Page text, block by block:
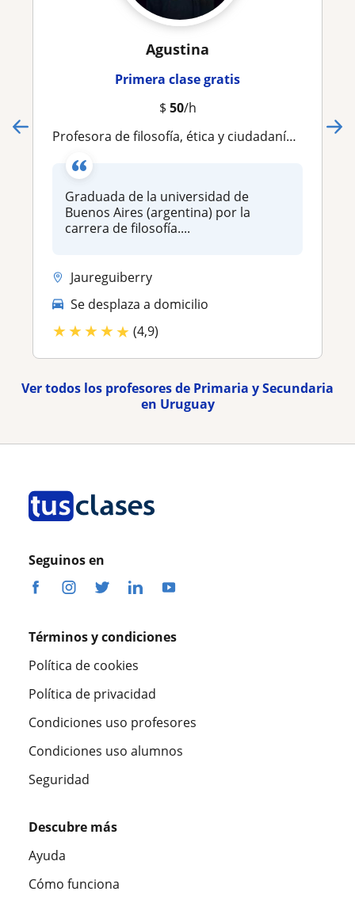
Agustina
Primera clase gratis
$ 50/h
Profesora de filosofía, ética y ciudadanía, política, estética, lógica, etc. Apoyo secundaria, liceo, terciario universitario
Graduada de la universidad de
Buenos Aires (argentina) por la
carrera de filosofía....
Jaureguiberry
Se desplaza a domicilio
★★★★★ (4,9)
Ver todos los profesores de Primaria y Secundaria
en Uruguay
Seguinos en
Términos y condiciones
Política de cookies
Política de privacidad
Condiciones uso profesores
Condiciones uso alumnos
Seguridad
Descubre más
Ayuda
Cómo funciona